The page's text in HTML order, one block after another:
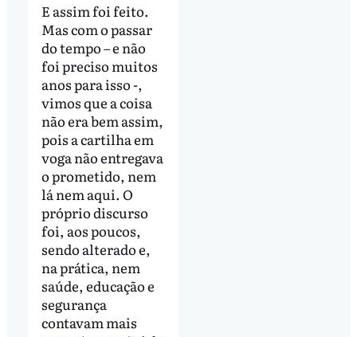
E assim foi feito.
Mas com o passar
do tempo – e não
foi preciso muitos
anos para isso -,
vimos que a coisa
não era bem assim,
pois a cartilha em
voga não entregava
o prometido, nem
lá nem aqui. O
próprio discurso
foi, aos poucos,
sendo alterado e,
na prática, nem
saúde, educação e
segurança
contavam mais